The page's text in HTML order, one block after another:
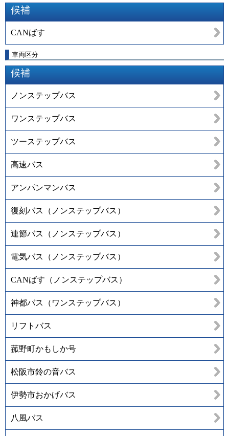
候補
CANばす
車両区分
候補
ノンステップバス
ワンステップバス
ツーステップバス
高速バス
アンパンマンバス
復刻バス（ノンステップバス）
連節バス（ノンステップバス）
電気バス（ノンステップバス）
CANばす（ノンステップバス）
神都バス（ワンステップバス）
リフトバス
菰野町かもしか号
松阪市鈴の音バス
伊勢市おかげバス
八風バス